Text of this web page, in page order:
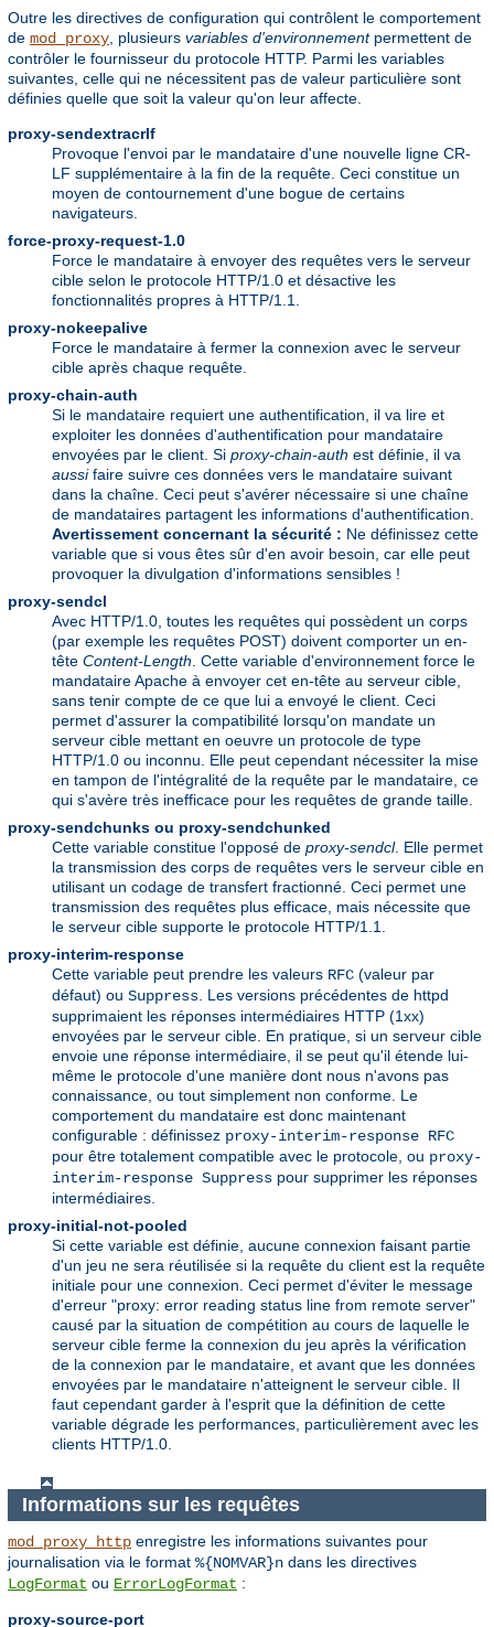
Outre les directives de configuration qui contrôlent le comportement
de mod_proxy, plusieurs variables d'environnementpermettent de
contrôler le fournisseur du protocole HTTP. Parmi les variables
suivantes, celle qui ne nécessitent pas de valeur particulière sont
définies quelle que soit la valeur qu'on leur affecte.
proxy-sendextracrlf
Provoque l'envoi par le mandataire d'une nouvelle ligne CR-
LF supplémentaire à la fin de la requête. Ceci constitue un
moyen de contournement d'une bogue de certains
navigateurs.
force-proxy-request-1.0
Force le mandataire à envoyer des requêtes vers le serveur
cible selon le protocole HTTP/1.0 et désactive les
fonctionnalités propres à HTTP/1.1.
proxy-nokeepalive
Force le mandataire à fermer la connexion avec le serveur
cible après chaque requête.
proxy-chain-auth
Si le mandataire requiert une authentification, il va lire et
exploiter les données d'authentification pour mandataire
envoyées par le client. Si proxy-chain-auth est définie, il va
aussifaire suivre ces données vers le mandataire suivant
dans la chaîne. Ceci peut s'avérer nécessaire si une chaîne
de mandataires partagent les informations d'authentification.
Avertissement concernant la sécurité : Ne définissez cette
variable que si vous êtes sûr d'en avoir besoin, car elle peut
provoquer la divulgation d'informations sensibles !
proxy-sendcl
Avec HTTP/1.0, toutes les requêtes qui possèdent un corps
(par exemple les requêtes POST) doivent comporter un en-
tête Content-Length. Cette variable d'environnement force le
mandataire Apache à envoyer cet en-tête au serveur cible,
sans tenir compte de ce que lui a envoyé le client. Ceci
permet d'assurer la compatibilité lorsqu'on mandate un
serveur cible mettant en oeuvre un protocole de type
HTTP/1.0 ou inconnu. Elle peut cependant nécessiter la mise
en tampon de l'intégralité de la requête par le mandataire, ce
qui s'avère très inefficace pour les requêtes de grande taille.
proxy-sendchunks ou proxy-sendchunked
Cette variable constitue l'opposé de proxy-sendcl. Elle permet
la transmission des corps de requêtes vers le serveur cible en
utilisant un codage de transfert fractionné. Ceci permet une
transmission des requêtes plus efficace, mais nécessite que
le serveur cible supporte le protocole HTTP/1.1.
proxy-interim-response
Cette variable peut prendre les valeurs RFC (valeur par
défaut) ou Suppress. Les versions précédentes de httpd
supprimaient les réponses intermédiaires HTTP (1xx)
envoyées par le serveur cible. En pratique, si un serveur cible
envoie une réponse intermédiaire, il se peut qu'il étende lui-
même le protocole d'une manière dont nous n'avons pas
connaissance, ou tout simplement non conforme. Le
comportement du mandataire est donc maintenant
configurable : définissez proxy-interim-response RFC
pour être totalement compatible avec le protocole, ou proxy-
interim-response Suppress pour supprimer les réponses
intermédiaires.
proxy-initial-not-pooled
Si cette variable est définie, aucune connexion faisant partie
d'un jeu ne sera réutilisée si la requête du client est la requête
initiale pour une connexion. Ceci permet d'éviter le message
d'erreur "proxy: error reading status line from remote server"
causé par la situation de compétition au cours de laquelle le
serveur cible ferme la connexion du jeu après la vérification
de la connexion par le mandataire, et avant que les données
envoyées par le mandataire n'atteignent le serveur cible. Il
faut cependant garder à l'esprit que la définition de cette
variable dégrade les performances, particulièrement avec les
clients HTTP/1.0.
Informations sur les requêtes
mod_proxy_http enregistre les informations suivantes pour
journalisation via le format %{NOMVAR}n dans les directives
LogFormat ou ErrorLogFormat :
proxy-source-port